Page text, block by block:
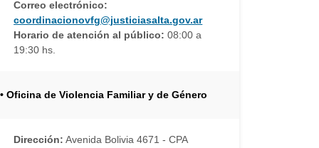
Correo electrónico:
coordinacionovfg@justiciasalta.gov.ar
Horario de atención al público: 08:00 a
19:30 hs.
• Oficina de Violencia Familiar y de Género
Dirección: Avenida Bolivia 4671 - CPA